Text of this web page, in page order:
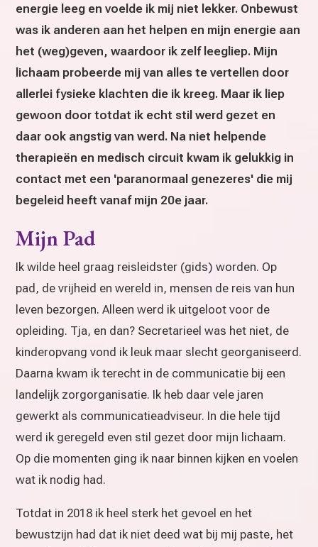
energie leeg en voelde ik mij niet lekker. Onbewust
was ik anderen aan het helpen en mijn energie aan
het (weg)geven, waardoor ik zelf leegliep. Mijn
lichaam probeerde mij van alles te vertellen door
allerlei fysieke klachten die ik kreeg. Maar ik liep
gewoon door totdat ik echt stil werd gezet en
daar ook angstig van werd. Na niet helpende
therapieën en medisch circuit kwam ik gelukkig in
contact met een 'paranormaal genezeres' die mij
begeleid heeft vanaf mijn 20e jaar.
Mijn Pad
Ik wilde heel graag reisleidster (gids) worden. Op
pad, de vrijheid en wereld in, mensen de reis van hun
leven bezorgen. Alleen werd ik uitgeloot voor de
opleiding. Tja, en dan? Secretarieel was het niet, de
kinderopvang vond ik leuk maar slecht georganiseerd.
Daarna kwam ik terecht in de communicatie bij een
landelijk zorgorganisatie. Ik heb daar vele jaren
gewerkt als communicatieadviseur. In die hele tijd
werd ik geregeld even stil gezet door mijn lichaam.
Op die momenten ging ik naar binnen kijken en voelen
wat ik nodig had.
Totdat in 2018 ik heel sterk het gevoel en het
bewustzijn had dat ik niet deed wat bij mij paste, het